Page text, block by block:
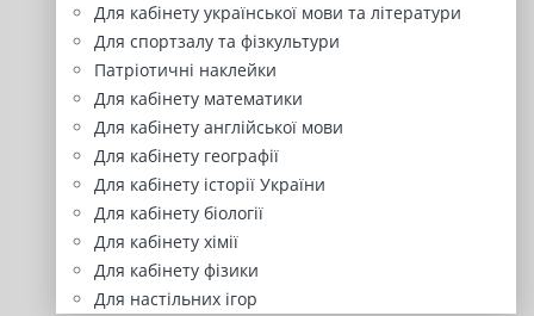
Для кабінету української мови та літератури
Для спортзалу та фізкультури
Патріотичні наклейки
Для кабінету математики
Для кабінету англійської мови
Для кабінету географії
Для кабінету історії України
Для кабінету біології
Для кабінету хімії
Для кабінету фізики
Для настільних ігор